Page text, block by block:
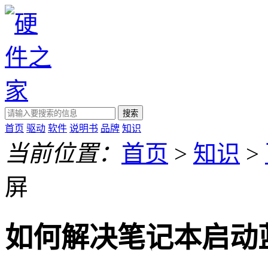
搜索
首页 驱动 软件 说明书 品牌 知识
当前位置： 首页 > 知识 >
屏
如何解决笔记本启动